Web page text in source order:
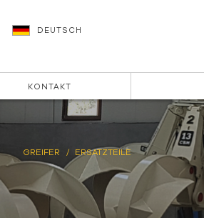
KONTAKT
DEUTSCH
GREIFER ERSATZTEILE